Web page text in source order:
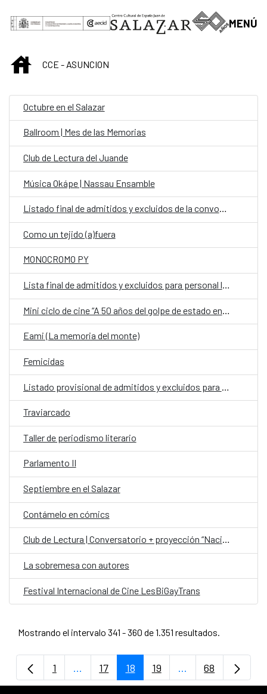
Saltar al contenido principal
MENÚ
INICIOCCE - ASUNCION
Octubre en el Salazar
Ballroom | Mes de las Memorias
Club de Lectura del Juande
Música Okápe | Nassau Ensamble
Listado final de admitidos y excluidos de la convocatoria: personal fijo en la Oficina de Cooperación Española (OCE) en la categoría de Chofer
Como un tejido (a)fuera
MONOCROMO PY
Lista final de admitidos y excluidos para personal laboral fijo en la Embajada de España en Asunción
Eami (La memoria del monte)
Femicidas
Traviarcado
Taller de periodismo literario
Parlamento II
Septiembre en el Salazar
Contámelo en cómics
Club de Lectura | Conversatorio + proyección “Nación Guaraní”
La sobremesa con autores
Festival Internacional de Cine LesBiGayTrans
Mostrando el intervalo 341 - 360 de 1.351 resultados.
Página
1 ...Páginas intermedias Use TAB para
Página
17 Página
18 Página
19 ...PáginasPágina
68